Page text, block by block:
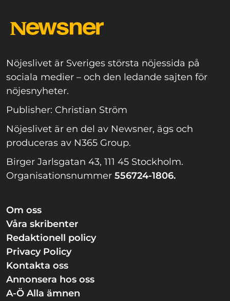
Nöjeslivet är Sveriges största nöjessida på
sociala medier – och den ledande sajten för
nöjesnyheter.
Publisher: Christian Ström
Nöjeslivet är en del av Newsner, ägs och
produceras av N365 Group.
Birger Jarlsgatan 43, 111 45 Stockholm.
Organisationsnummer 556724-1806.
Om oss
Våra skribenter
Redaktionell policy
Privacy Policy
Kontakta oss
Annonsera hos oss
A-Ö Alla ämnen